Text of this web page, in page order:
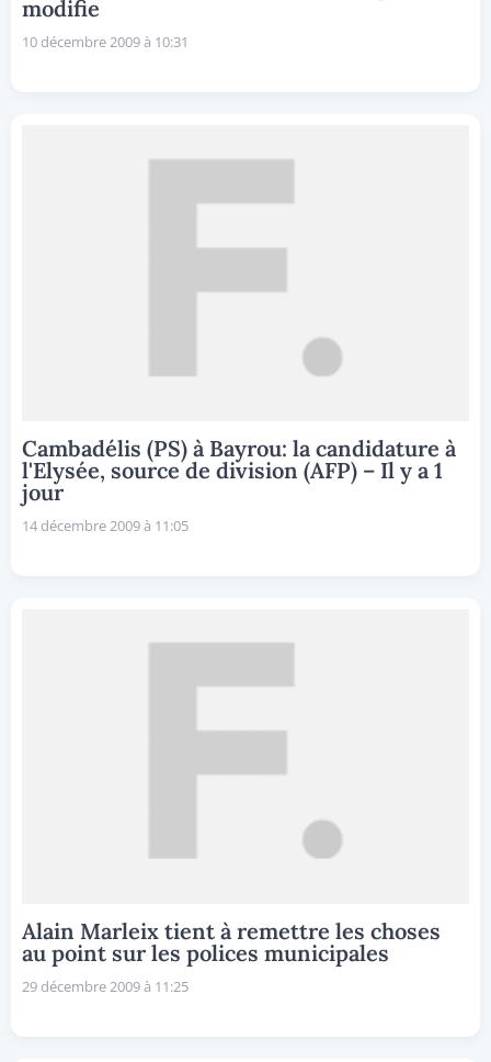
modifie
10 décembre 2009 à 10:31
Cambadélis (PS) à Bayrou: la candidature à
l'Elysée, source de division (AFP) – Il y a 1
jour
14 décembre 2009 à 11:05
Alain Marleix tient à remettre les choses
au point sur les polices municipales
29 décembre 2009 à 11:25